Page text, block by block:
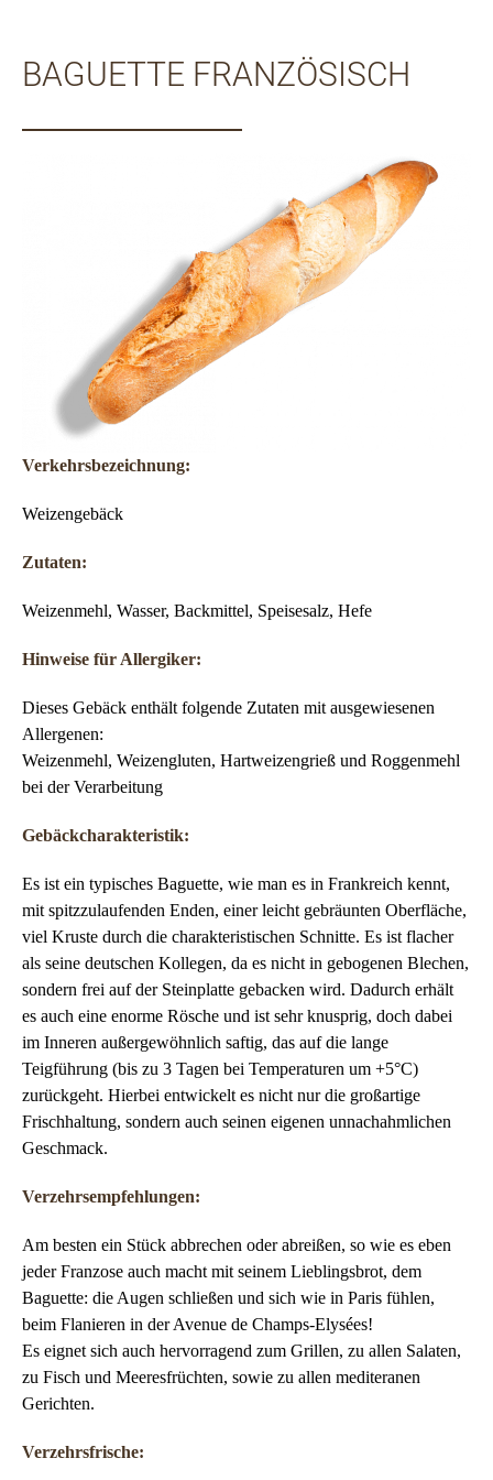
BAGUETTE FRANZÖSISCH
Verkehrsbezeichnung:
Weizengebäck
Zutaten:
Weizenmehl, Wasser, Backmittel, Speisesalz, Hefe
Hinweise für Allergiker:
Dieses Gebäck enthält folgende Zutaten mit ausgewiesenen
Allergenen:
Weizenmehl, Weizengluten, Hartweizengrieß und Roggenmehl
bei der Verarbeitung
Gebäckcharakteristik:
Es ist ein typisches Baguette, wie man es in Frankreich kennt,
mit spitzzulaufenden Enden, einer leicht gebräunten Oberfläche,
viel Kruste durch die charakteristischen Schnitte. Es ist flacher
als seine deutschen Kollegen, da es nicht in gebogenen Blechen,
sondern frei auf der Steinplatte gebacken wird. Dadurch erhält
es auch eine enorme Rösche und ist sehr knusprig, doch dabei
im Inneren außergewöhnlich saftig, das auf die lange
Teigführung (bis zu 3 Tagen bei Temperaturen um +5°C)
zurückgeht. Hierbei entwickelt es nicht nur die großartige
Frischhaltung, sondern auch seinen eigenen unnachahmlichen
Geschmack.
Verzehrsempfehlungen:
Am besten ein Stück abbrechen oder abreißen, so wie es eben
jeder Franzose auch macht mit seinem Lieblingsbrot, dem
Baguette: die Augen schließen und sich wie in Paris fühlen,
beim Flanieren in der Avenue de Champs-Elysées!
Es eignet sich auch hervorragend zum Grillen, zu allen Salaten,
zu Fisch und Meeresfrüchten, sowie zu allen mediteranen
Gerichten.
Verzehrsfrische: